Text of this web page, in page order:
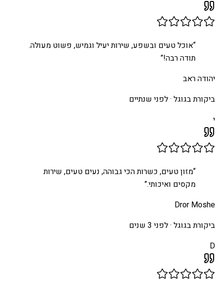
“אוכל טעים ובשפע, שירות יעיל וגמיש, פשוט מעולה.
תודה רבה!”
יהודה ראב
ביקורת בגוגל ·לפני שנתיים
י
“מזון טעים, כשרות הכי גבוהה, נעים טעים, שירות
מקסים ואיכותי.”
Dror Moshe
ביקורת בגוגל ·לפני 3 שנים
D